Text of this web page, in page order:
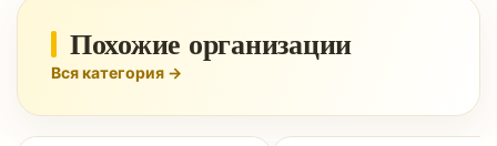
Похожие организации
Вся категория →